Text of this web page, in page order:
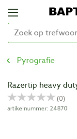
Pyrografie
Razertip heavy
artikelnummer: 24870